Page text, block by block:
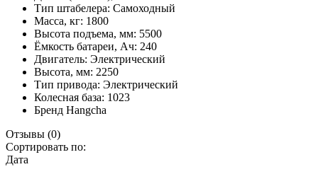
Тип штабелера: Самоходный
Масса, кг: 1800
Высота подъема, мм: 5500
Ёмкость батареи, Ач: 240
Двигатель: Электрический
Высота, мм: 2250
Тип привода: Электрический
Колесная база: 1023
Бренд Hangcha
Отзывы (0)
Сортировать по:
Дата